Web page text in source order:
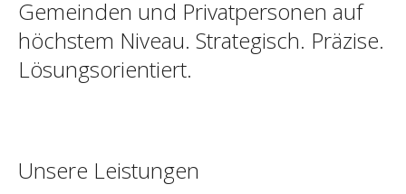
Gemeinden und Privatpersonen auf
höchstem Niveau. Strategisch. Präzise.
Lösungsorientiert.
Unsere Leistungen